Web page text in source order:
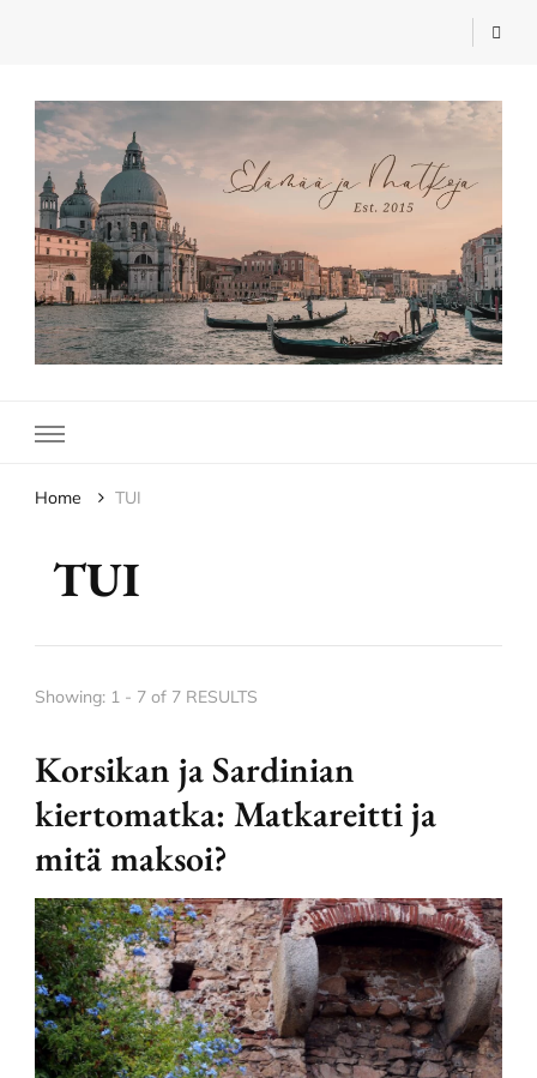
Elämää ja Matkoja
Home TUI
TUI
Showing: 1 - 7 of 7 RESULTS
Korsikan ja Sardinian
kiertomatka: Matkareitti ja
mitä maksoi?